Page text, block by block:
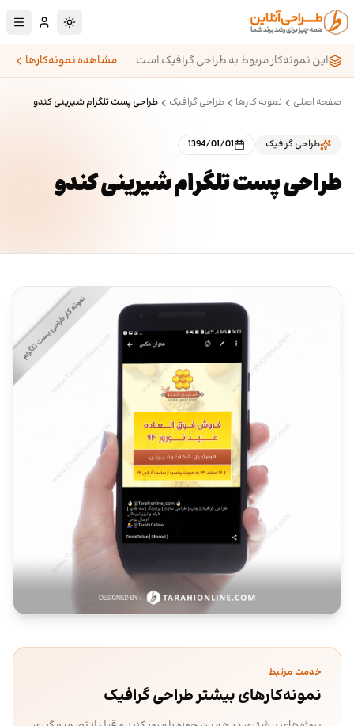
پرش به محتوای اصلی
تغییر به حالت
این نمونه‌کار مربوط به طراحی گرافیک است
مشاهده نمونه‌کارها
صفحه اصلی نمونه کارها طراحی گرافیک طراحی پست تلگرام شیرینی کندو
طراحی گرافیک 1394/01/01
طراحی پست تلگرام شیرینی کندو
خدمت مرتبط
نمونه‌کارهای بیشتر طراحی گرافیک